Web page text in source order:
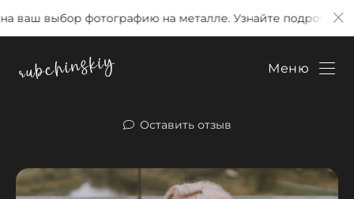
фотографию на металле. Узнайте подробнее по
Меню
Оставить отзыв